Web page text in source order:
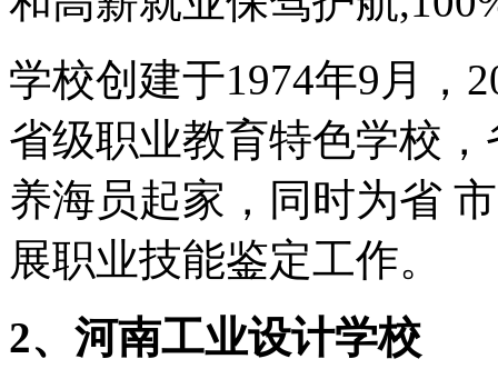
学校创建于1974年9月，
省级职业教育特色学校
养海员起家，同时为省
展职业技能鉴定工作。
2、河南工业设计学校